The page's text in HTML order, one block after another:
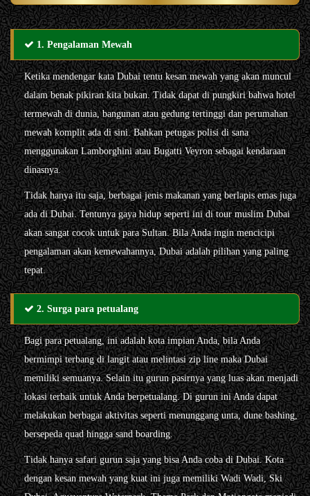
1. Pengalaman Mewah
Ketika mendengar kata Dubai tentu kesan mewah yang akan muncul
dalam benak pikiran kita bukan. Tidak dapat di pungkiri bahwa hotel
termewah di dunia, bangunan atau gedung tertinggi dan perumahan
mewah komplit ada di sini. Bahkan petugas polisi di sana
menggunakan Lamborghini atau Bugatti Veyron sebagai kendaraan
dinasnya.
Tidak hanya itu saja, berbagai jenis makanan yang berlapis emas juga
ada di Dubai. Tentunya gaya hidup seperti ini di tour muslim Dubai
akan sangat cocok untuk para Sultan. Bila Anda ingin mencicipi
pengalaman akan kemewahannya, Dubai adalah pilihan yang paling
tepat.
2. Surga para petualang
Bagi para petualang, ini adalah kota impian Anda, bila Anda
bermimpi terbang di langit atau melintasi zip line maka Dubai
memiliki semuanya. Selain itu gurun pasirnya yang luas akan menjadi
lokasi terbaik untuk Anda berpetualang. Di gurun ini Anda dapat
melakukan berbagai aktivitas seperti menunggang unta, dune bashing,
bersepeda quad hingga sand boarding.
Tidak hanya safari gurun saja yang bisa Anda coba di Dubai. Kota
dengan kesan mewah yang kuat ini juga memiliki Wadi Wadi, Ski